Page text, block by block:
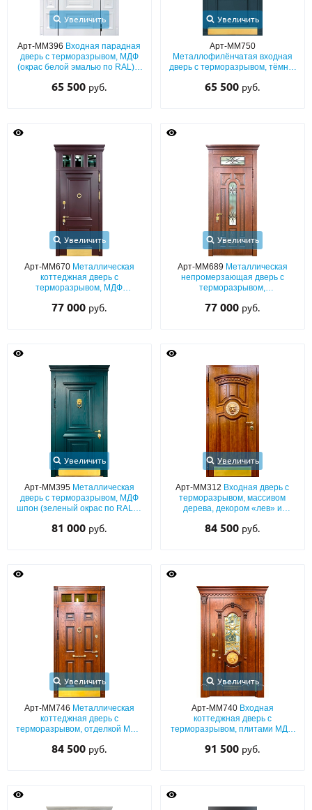
Увеличить
Арт-ММ396 Входная парадная
дверь с терморазрывом, МДФ
(окрас белой эмалью по RAL) с
боковыми вставками
65 500 руб.
Увеличить
Арт-ММ750
Металлофилёнчатая входная
дверь с терморазрывом, тёмно-
напылением, ковкой, стеклом и
65 500 руб.
Увеличить
Арт-ММ670 Металлическая
коттеджная дверь с
терморазрывом, МДФ
багетным раскладом,
77 000 руб.
Увеличить
Арт-ММ689 Металлическая
непромерзающая дверь с
терморазрывом,
фрамугой, карнизом, стёклами и
77 000 руб.
Увеличить
Арт-ММ395 Металлическая
дверь с терморазрывом, МДФ
шпон (зеленый окрас по RAL) с
кнокером и отбойником из
81 000 руб.
Увеличить
Арт-ММ312 Входная дверь с
терморазрывом, массивом
дерева, декором «лев» и
84 500 руб.
Увеличить
Арт-ММ746 Металлическая
коттеджная дверь с
терморазрывом, отделкой МДФ
фрамугой, кнокером и латунным
84 500 руб.
Увеличить
Арт-ММ740 Входная
коттеджная дверь с
терморазрывом, плитами МДФ
капителями и декором
91 500 руб.